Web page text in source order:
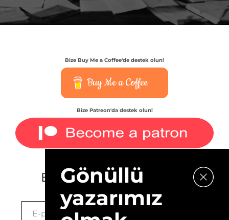
Bize Buy Me a Coffee'de destek olun!
Buy Me a Coffee
Bize Patreon'da destek olun!
E-bültenimize kaydolun.
Gönüllü
yazarımız